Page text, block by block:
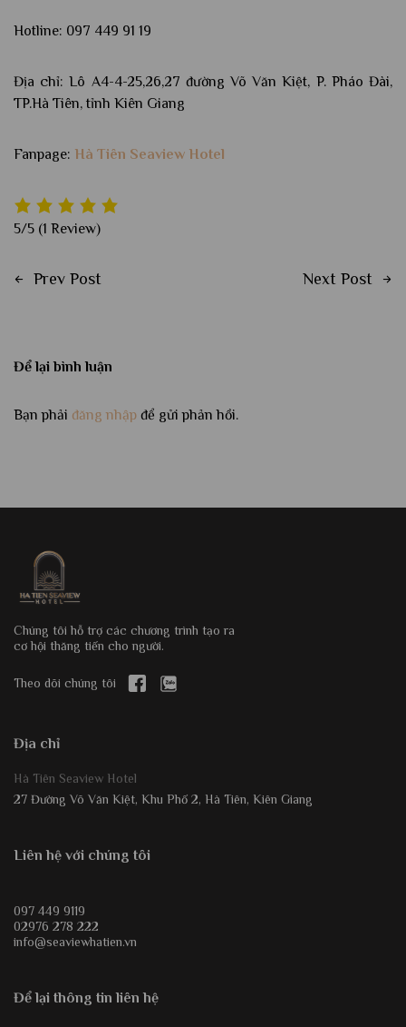
Hotline: 097 449 91 19
Địa chỉ: Lô A4-4-25,26,27 đường Võ Văn Kiệt, P. Pháo Đài,
TP.Hà Tiên, tỉnh Kiên Giang
Fanpage: Hà Tiên Seaview Hotel
5/5 (1 Review)
Prev Post Next Post
Để lại bình luận
Bạn phải đăng nhập để gửi phản hồi.
Chúng tôi hỗ trợ các chương trình tạo ra
cơ hội thăng tiến cho người.
Theo dõi chúng tôi
Địa chỉ
Hà Tiên Seaview Hotel
27 Đường Võ Văn Kiệt, Khu Phố 2, Hà Tiên, Kiên Giang
Liên hệ với chúng tôi
097 449 9119
02976 278 222
info@seaviewhatien.vn
Để lại thông tin liên hệ